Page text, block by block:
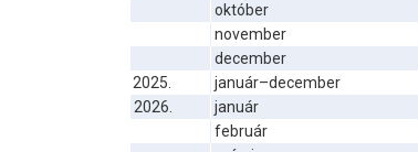
október
november
december
2025.
január–december
2026.
január
február